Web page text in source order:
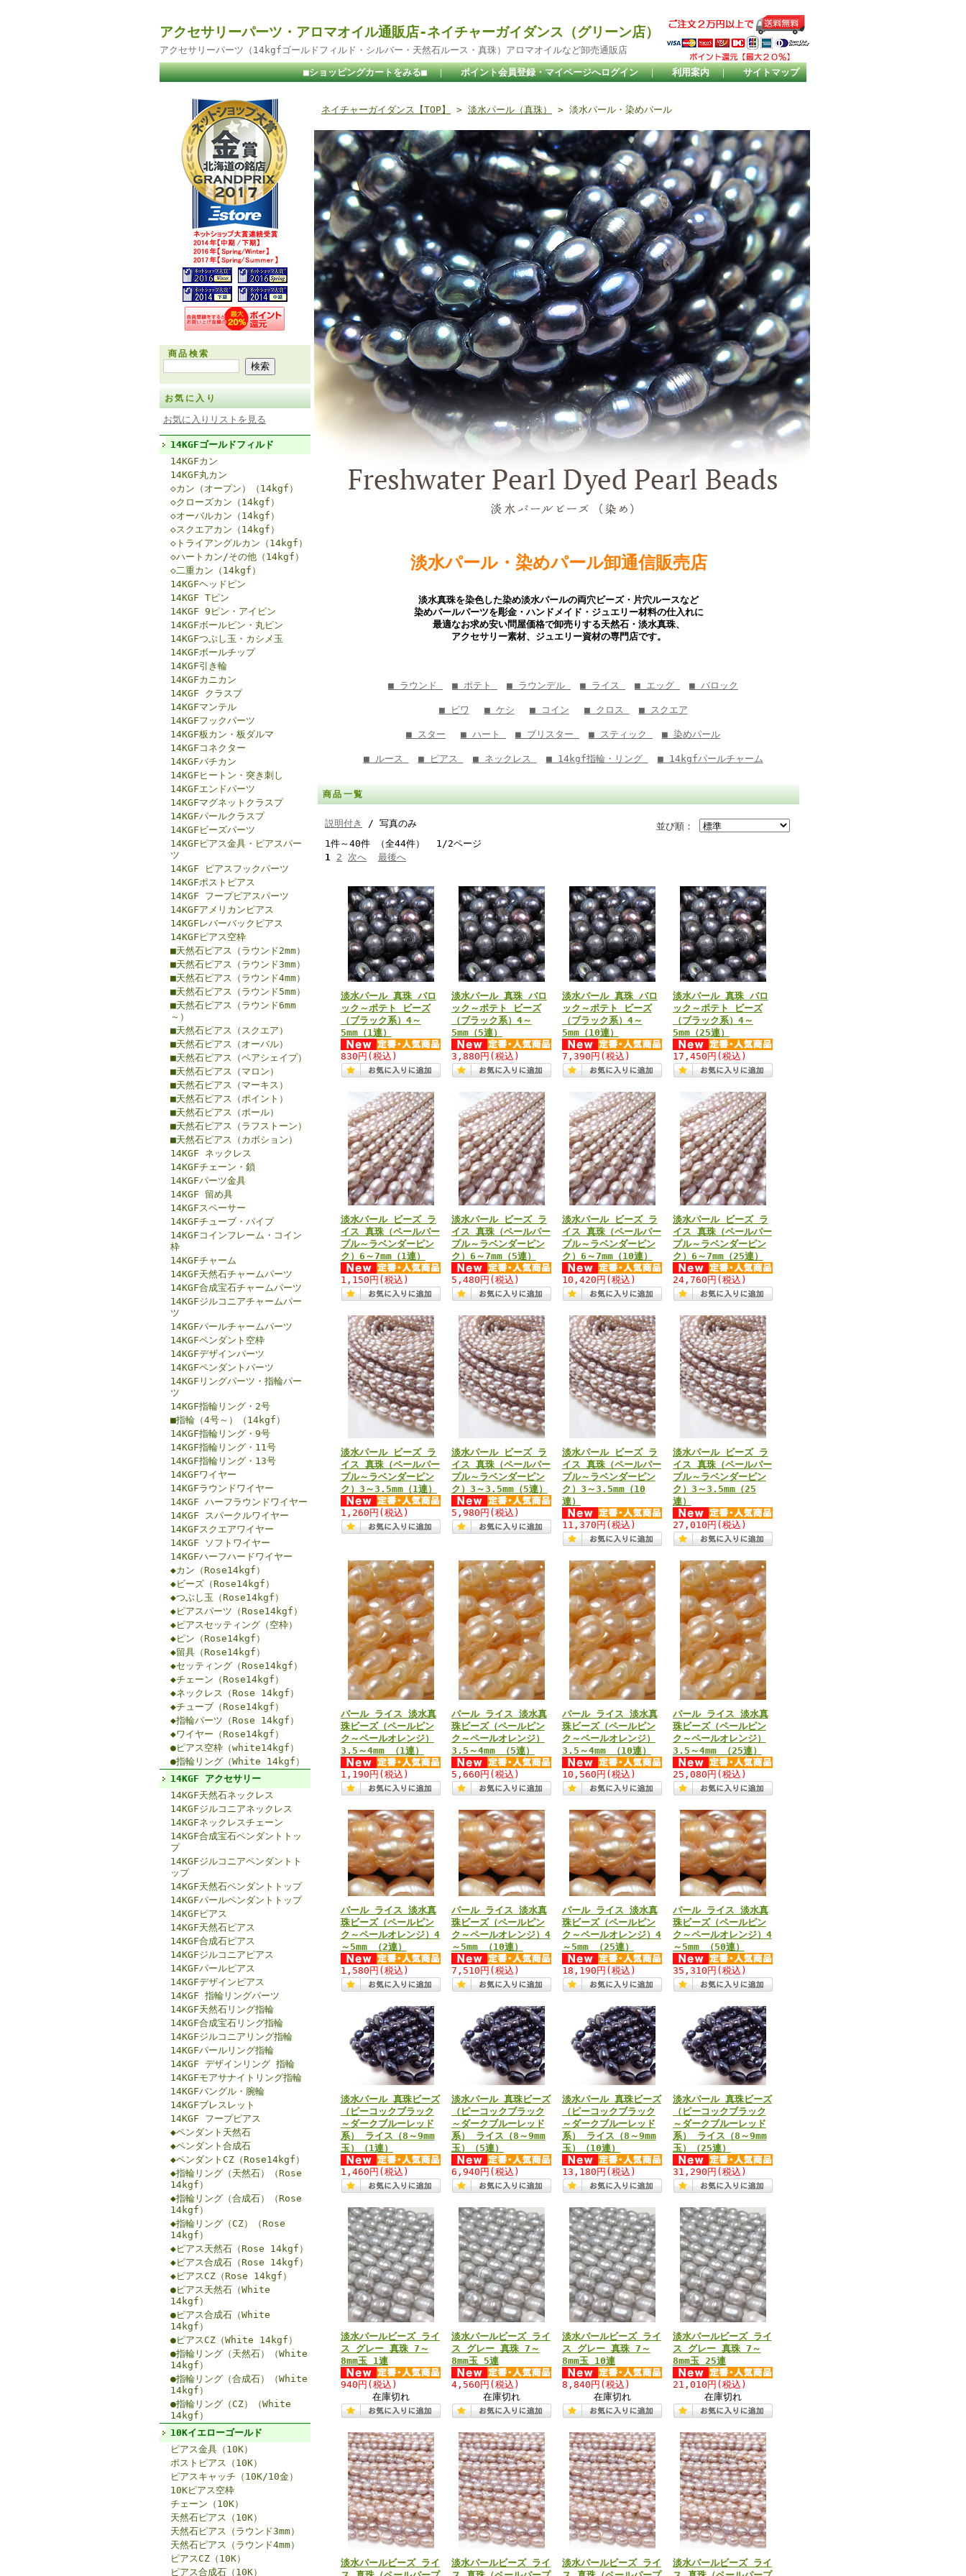
アクセサリーパーツ・アロマオイル通販店-ネイチャーガイダンス（グリーン店）
アクセサリーパーツ（14kgfゴールドフィルド・シルバー・天然石ルース・真珠）アロマオイルなど卸売通販店
■ショッピングカートをみる■ ｜ ポイント会員登録・マイページへログイン ｜ 利用案内 ｜ サイトマップ
商品検索
お気に入り
お気に入りリストを見る
14KGFゴールドフィルド
14KGFカン
14KGF丸カン
◇カン（オープン）（14kgf）
◇クローズカン（14kgf）
◇オーバルカン（14kgf）
◇スクエアカン（14kgf）
◇トライアングルカン（14kgf）
◇ハートカン/その他（14kgf）
◇二重カン（14kgf）
14KGFヘッドピン
14KGF Tピン
14KGF 9ピン・アイピン
14KGFボールピン・丸ピン
14KGFつぶし玉・カシメ玉
14KGFボールチップ
14KGF引き輪
14KGFカニカン
14KGF クラスプ
14KGFマンテル
14KGFフックパーツ
14KGF板カン・板ダルマ
14KGFコネクター
14KGFバチカン
14KGFヒートン・突き刺し
14KGFエンドパーツ
14KGFマグネットクラスプ
14KGFパールクラスプ
14KGFビーズパーツ
14KGFピアス金具・ピアスパー
ツ
14KGF ピアスフックパーツ
14KGFポストピアス
14KGF フープピアスパーツ
14KGFアメリカンピアス
14KGFレバーバックピアス
14KGFピアス空枠
■天然石ピアス（ラウンド2mm）
■天然石ピアス（ラウンド3mm）
■天然石ピアス（ラウンド4mm）
■天然石ピアス（ラウンド5mm）
■天然石ピアス（ラウンド6mm
～）
■天然石ピアス（スクエア）
■天然石ピアス（オーバル）
■天然石ピアス（ペアシェイプ）
■天然石ピアス（マロン）
■天然石ピアス（マーキス）
■天然石ピアス（ポイント）
■天然石ピアス（ボール）
■天然石ピアス（ラフストーン）
■天然石ピアス（カボション）
14KGF ネックレス
14KGFチェーン・鎖
14KGFパーツ金具
14KGF 留め具
14KGFスペーサー
14KGFチューブ・パイプ
14KGFコインフレーム・コイン
枠
14KGFチャーム
14KGF天然石チャームパーツ
14KGF合成宝石チャームパーツ
14KGFジルコニアチャームパー
ツ
14KGFパールチャームパーツ
14KGFペンダント空枠
14KGFデザインパーツ
14KGFペンダントパーツ
14KGFリングパーツ・指輪パー
ツ
14KGF指輪リング・2号
■指輪（4号～）（14kgf）
14KGF指輪リング・9号
14KGF指輪リング・11号
14KGF指輪リング・13号
14KGFワイヤー
14KGFラウンドワイヤー
14KGF ハーフラウンドワイヤー
14KGF スパークルワイヤー
14KGFスクエアワイヤー
14KGF ソフトワイヤー
14KGFハーフハードワイヤー
◆カン（Rose14kgf）
◆ビーズ（Rose14kgf）
◆つぶし玉（Rose14kgf）
◆ピアスパーツ（Rose14kgf）
◆ピアスセッティング（空枠）
◆ピン（Rose14kgf）
◆留具（Rose14kgf）
◆セッティング（Rose14kgf）
◆チェーン（Rose14kgf）
◆ネックレス（Rose 14kgf）
◆チューブ（Rose14kgf）
◆指輪パーツ（Rose 14kgf）
◆ワイヤー（Rose14kgf）
●ピアス空枠（white14kgf）
●指輪リング（White 14kgf）
14KGF アクセサリー
14KGF天然石ネックレス
14KGFジルコニアネックレス
14KGFネックレスチェーン
14KGF合成宝石ペンダントトッ
プ
14KGFジルコニアペンダントト
ップ
14KGF天然石ペンダントトップ
14KGFパールペンダントトップ
14KGFピアス
14KGF天然石ピアス
14KGF合成石ピアス
14KGFジルコニアピアス
14KGFパールピアス
14KGFデザインピアス
14KGF 指輪リングパーツ
14KGF天然石リング指輪
14KGF合成宝石リング指輪
14KGFジルコニアリング指輪
14KGFパールリング指輪
14KGF デザインリング 指輪
14KGFモアサナイトリング指輪
14KGFバングル・腕輪
14KGFブレスレット
14KGF フープピアス
◆ペンダント天然石
◆ペンダント合成石
◆ペンダントCZ（Rose14kgf）
◆指輪リング（天然石）（Rose
14kgf）
◆指輪リング（合成石）（Rose
14kgf）
◆指輪リング（CZ）（Rose
14kgf）
◆ピアス天然石（Rose 14kgf）
◆ピアス合成石（Rose 14kgf）
◆ピアスCZ（Rose 14kgf）
●ピアス天然石（White
14kgf）
●ピアス合成石（White
14kgf）
●ピアスCZ（White 14kgf）
●指輪リング（天然石）（White
14kgf）
●指輪リング（合成石）（White
14kgf）
●指輪リング（CZ）（White
14kgf）
10Kイエローゴールド
ピアス金具（10K）
ポストピアス（10K）
ピアスキャッチ（10K/10金）
10Kピアス空枠
チェーン（10K）
天然石ピアス（10K）
天然石ピアス（ラウンド3mm）
天然石ピアス（ラウンド4mm）
ピアスCZ（10K）
ピアス合成石（10K）
ネイチャーガイダンス【TOP】 > 淡水パール（真珠） > 淡水パール・染めパール
淡水パール・染めパール卸通信販売店
淡水真珠を染色した染め淡水パールの両穴ビーズ・片穴ルースなど
染めパールパーツを彫金・ハンドメイド・ジュエリー材料の仕入れに
最適なお求め安い問屋価格で卸売りする天然石・淡水真珠、
アクセサリー素材、ジュエリー資材の専門店です。
■ ラウンド ■ ポテト ■ ラウンデル ■ ライス ■ エッグ ■ バロック
■ ビワ ■ ケシ ■ コイン ■ クロス ■ スクエア
■ スター ■ ハート ■ ブリスター ■ スティック ■ 染めパール
■ ルース ■ ピアス ■ ネックレス ■ 14kgf指輪・リング ■ 14kgfパールチャーム
商品一覧
並び順：
説明付き
/ 写真のみ
1件～40件 （全44件） 1/2ページ
1 2 次へ 最後へ
淡水パール 真珠 バロ
ック～ポテト ビーズ
（ブラック系）4～
5mm（1連）
830円 (税込)
淡水パール 真珠 バロ
ック～ポテト ビーズ
（ブラック系）4～
5mm（5連）
3,880円 (税込)
淡水パール 真珠 バロ
ック～ポテト ビーズ
（ブラック系）4～
5mm（10連）
7,390円 (税込)
淡水パール 真珠 バロ
ック～ポテト ビーズ
（ブラック系）4～
5mm（25連）
17,450円 (税込)
淡水パール ビーズ ラ
イス 真珠（ペールパー
プル～ラベンダーピン
ク）6～7mm（1連）
1,150円 (税込)
淡水パール ビーズ ラ
イス 真珠（ペールパー
プル～ラベンダーピン
ク）6～7mm（5連）
5,480円 (税込)
淡水パール ビーズ ラ
イス 真珠（ペールパー
プル～ラベンダーピン
ク）6～7mm（10連）
10,420円 (税込)
淡水パール ビーズ ラ
イス 真珠（ペールパー
プル～ラベンダーピン
ク）6～7mm（25連）
24,760円 (税込)
淡水パール ビーズ ラ
イス 真珠（ペールパー
プル～ラベンダーピン
ク）3～3.5mm（1連）
1,260円 (税込)
淡水パール ビーズ ラ
イス 真珠（ペールパー
プル～ラベンダーピン
ク）3～3.5mm（5連）
5,980円 (税込)
淡水パール ビーズ ラ
イス 真珠（ペールパー
プル～ラベンダーピン
ク）3～3.5mm（10
連）
11,370円 (税込)
淡水パール ビーズ ラ
イス 真珠（ペールパー
プル～ラベンダーピン
ク）3～3.5mm（25
連）
27,010円 (税込)
パール ライス 淡水真
珠ビーズ（ペールピン
ク～ペールオレンジ）
3.5～4mm （1連）
1,190円 (税込)
パール ライス 淡水真
珠ビーズ（ペールピン
ク～ペールオレンジ）
3.5～4mm （5連）
5,660円 (税込)
パール ライス 淡水真
珠ビーズ（ペールピン
ク～ペールオレンジ）
3.5～4mm （10連）
10,560円 (税込)
パール ライス 淡水真
珠ビーズ（ペールピン
ク～ペールオレンジ）
3.5～4mm （25連）
25,080円 (税込)
パール ライス 淡水真
珠ビーズ（ペールピン
ク～ペールオレンジ）4
～5mm （2連）
1,580円 (税込)
パール ライス 淡水真
珠ビーズ（ペールピン
ク～ペールオレンジ）4
～5mm （10連）
7,510円 (税込)
パール ライス 淡水真
珠ビーズ（ペールピン
ク～ペールオレンジ）4
～5mm （25連）
18,190円 (税込)
パール ライス 淡水真
珠ビーズ（ペールピン
ク～ペールオレンジ）4
～5mm （50連）
35,310円 (税込)
淡水パール 真珠ビーズ
（ピーコックブラック
～ダークブルーレッド
系） ライス（8～9mm
玉）（1連）
1,460円 (税込)
淡水パール 真珠ビーズ
（ピーコックブラック
～ダークブルーレッド
系） ライス（8～9mm
玉）（5連）
6,940円 (税込)
淡水パール 真珠ビーズ
（ピーコックブラック
～ダークブルーレッド
系） ライス（8～9mm
玉）（10連）
13,180円 (税込)
淡水パール 真珠ビーズ
（ピーコックブラック
～ダークブルーレッド
系） ライス（8～9mm
玉）（25連）
31,290円 (税込)
淡水パールビーズ ライ
ス グレー 真珠 7～
8mm玉 1連
940円 (税込)
在庫切れ
淡水パールビーズ ライ
ス グレー 真珠 7～
8mm玉 5連
4,560円 (税込)
在庫切れ
淡水パールビーズ ライ
ス グレー 真珠 7～
8mm玉 10連
8,840円 (税込)
在庫切れ
淡水パールビーズ ライ
ス グレー 真珠 7～
8mm玉 25連
21,010円 (税込)
在庫切れ
淡水パールビーズ ライ
淡水パールビーズ ライ
淡水パールビーズ ライ
淡水パールビーズ ライ